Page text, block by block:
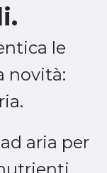
le
novità:
aria per